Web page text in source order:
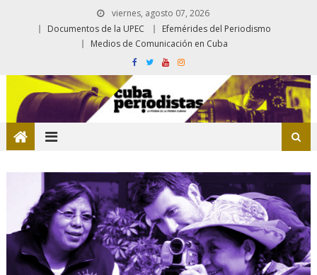
viernes, agosto 07, 2026
Documentos de la UPEC
Efemérides del Periodismo
Medios de Comunicación en Cuba